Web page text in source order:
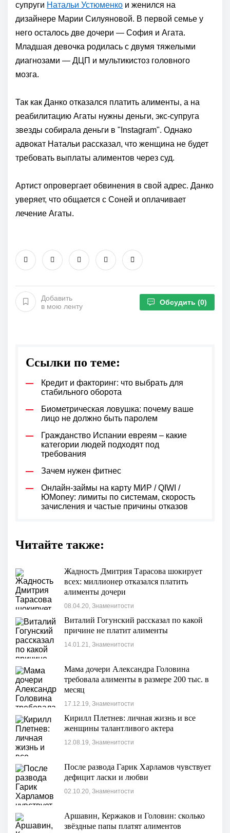
супруги Натальи Устюменко и женился на
дизайнере Марии Силуяновой. В первой семье у
него осталось две дочери — София и Агата.
Младшая девочка родилась с двумя тяжелыми
диагнозами — ДЦП и мультикистоз головного
мозга.
Так как Данко отказался платить алименты, а на
реабилитацию Агаты нужны деньги, экс-супруга
звезды собирала деньги в "Instagram". Однако
адвокат Натальи рассказал, что женщина не будет
требовать выплаты алиментов через суд.
Артист опровергает обвинения в свой адрес. Данко
уверяет, что общается с Соней и оплачивает
лечение Агаты.
Добавить
в мою ленту
Обсудить (0)
Ссылки по теме:
Кредит и факторинг: что выбрать для
стабильного оборота
Биометрическая ловушка: почему ваше
лицо не должно быть паролем
Гражданство Испании евреям – какие
категории людей подходят под
требования
Зачем нужен фитнес
Онлайн-займы на карту МИР / QIWI /
ЮMoney: лимиты по системам, скорость
зачисления и частые причины отказов
Читайте также:
Жадность Дмитрия Тарасова шокирует
всех: миллионер отказался платить
алименты дочери
08.04.20, Знаменитости
Виталий Гогунский рассказал по какой
причине не платит алименты
14.01.21, Знаменитости
Мама дочери Александра Головина
требовала алименты в размере 200 тыс. в
месяц
17.12.19, Знаменитости
Кирилл Плетнев: личная жизнь и все
женщины талантливого актера
12.08.19, Знаменитости
После развода Гарик Харламов чувствует
дефицит ласки и любви
02.10.20, Знаменитости
Аршавин, Кержаков и Головин: сколько
звёздные папы платят алиментов